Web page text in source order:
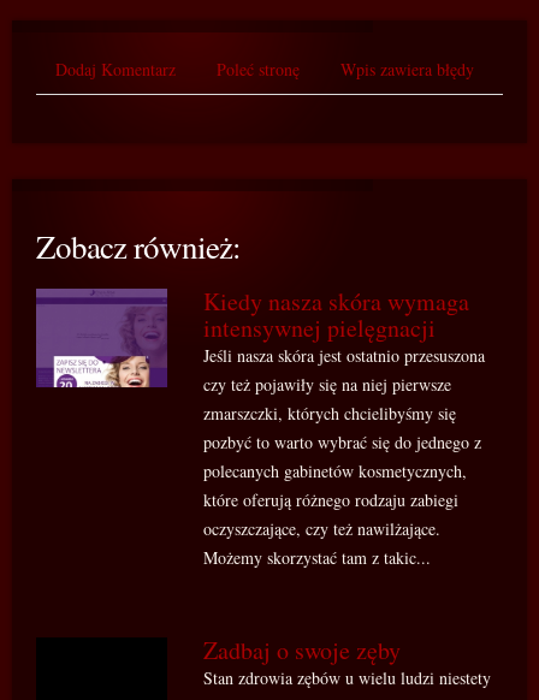
Dodaj Komentarz Poleć stronę Wpis zawiera błędy
Zobacz również:
Kiedy nasza skóra wymaga
intensywnej pielęgnacji
Jeśli nasza skóra jest ostatnio przesuszona
czy też pojawiły się na niej pierwsze
zmarszczki, których chcielibyśmy się
pozbyć to warto wybrać się do jednego z
polecanych gabinetów kosmetycznych,
które oferują różnego rodzaju zabiegi
oczyszczające, czy też nawilżające.
Możemy skorzystać tam z takic...
Zadbaj o swoje zęby
Stan zdrowia zębów u wielu ludzi niestety